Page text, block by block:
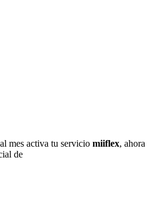
mes activa tu servicio miiflex, ahora
de